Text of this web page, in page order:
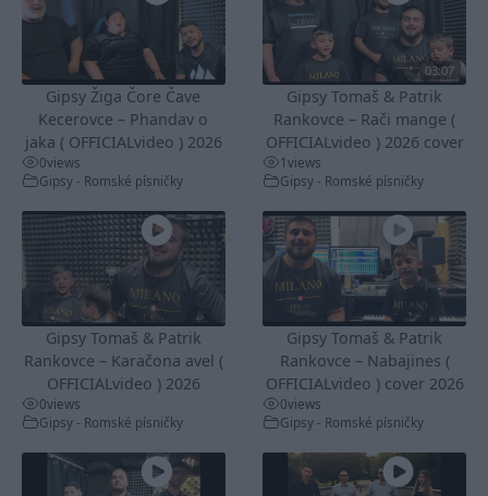
Gipsy Žiga Čore Čave
Kecerovce – Phandav o
jaka ( OFFICIALvideo ) 2026
0views
Gipsy - Romské písničky
03:07
Gipsy Tomaš & Patrik
Rankovce – Rači mange (
OFFICIALvideo ) 2026 cover
1views
Gipsy - Romské písničky
Gipsy Tomaš & Patrik
Rankovce – Karačona avel (
OFFICIALvideo ) 2026
0views
Gipsy - Romské písničky
Gipsy Tomaš & Patrik
Rankovce – Nabajines (
OFFICIALvideo ) cover 2026
0views
Gipsy - Romské písničky